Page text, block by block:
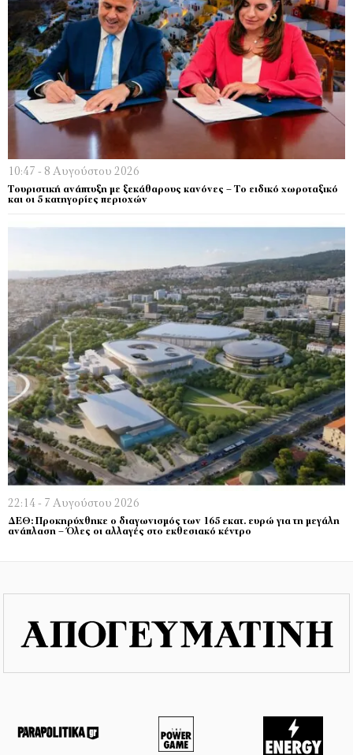
10:47 - 8 Αυγούστου 2026
Τουριστική ανάπτυξη με ξεκάθαρους κανόνες – Το ειδικό χωροταξικό
και οι 5 κατηγορίες περιοχών
22:14 - 7 Αυγούστου 2026
ΔΕΘ: Προκηρύχθηκε ο διαγωνισμός των 165 εκατ. ευρώ για τη μεγάλη
ανάπλαση – Όλες οι αλλαγές στο εκθεσιακό κέντρο